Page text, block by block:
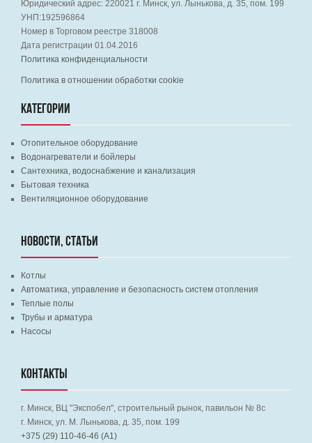
Юридический адрес: 220021 г. Минск, ул. Лынькова, д. 35, пом. 199
УНП:192596864
Номер в Торговом реестре 318008
Дата регистрации 01.04.2016
Политика конфиденциальности
Политика в отношении обработки cookie
КАТЕГОРИИ
Отопительное оборудование
Водонагреватели и бойлеры
Сантехника, водоснабжение и канализация
Бытовая техника
Вентиляционное оборудование
НОВОСТИ, СТАТЬИ
Котлы
Автоматика, управление и безопасность систем отопления
Теплые полы
Трубы и арматура
Насосы
КОНТАКТЫ
г. Минск, ВЦ "Экспобел", строительный рынок, павильон № 8c
г. Минск, ул. М. Лынькова, д. 35, пом. 199
+375 (29) 110-46-46 (А1)